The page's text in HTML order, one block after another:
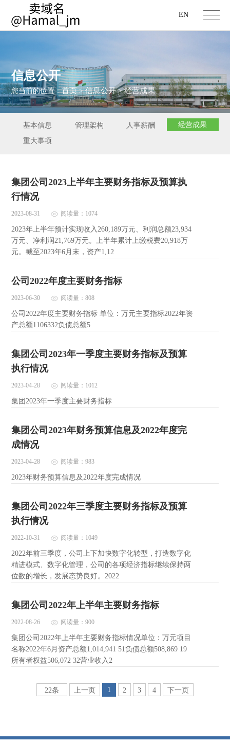
EN
信息公开
您当前的位置：首页>信息公开>经营成果
基本信息 管理架构 人事薪酬 经营成果
重大事项
集团公司2023上半年主要财务指标及预算执
行情况
2023-08-31 阅读量：1074
2023年上半年预计实现收入260,189万元、利润总额23,934
万元、净利润21,769万元。上半年累计上缴税费20,918万
元。截至2023年6月末，资产1,12
公司2022年度主要财务指标
2023-06-30 阅读量：808
公司2022年度主要财务指标 单位：万元主要指标2022年资
产总额1106332负债总额5
集团公司2023年一季度主要财务指标及预算
执行情况
2023-04-28 阅读量：1012
集团2023年一季度主要财务指标
集团公司2023年财务预算信息及2022年度完
成情况
2023-04-28 阅读量：983
2023年财务预算信息及2022年度完成情况
集团公司2022年三季度主要财务指标及预算
执行情况
2022-10-31 阅读量：1049
2022年前三季度，公司上下加快数字化转型，打造数字化
精进模式、数字化管理，公司的各项经济指标继续保持两
位数的增长，发展态势良好。2022
集团公司2022年上半年主要财务指标
2022-08-26 阅读量：900
集团公司2022年上半年主要财务指标情况单位：万元项目
名称2022年6月资产总额1,014,941 51负债总额508,869 19
所有者权益506,072 32营业收入2
22条 上一页 1 2 3 4 下一页